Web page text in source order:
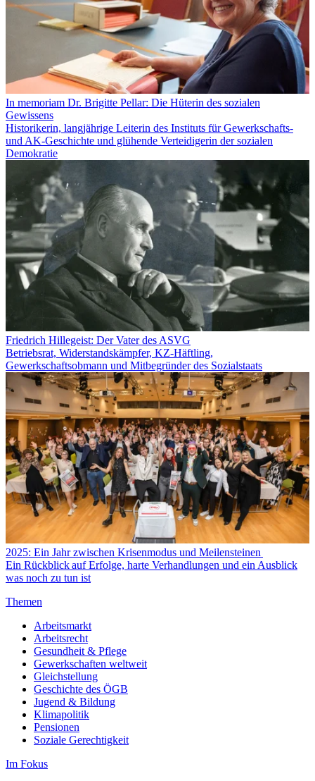
In memoriam Dr. Brigitte Pellar: Die Hüterin des sozialen
Gewissens
Historikerin, langjährige Leiterin des Instituts für Gewerkschafts-
und AK-Geschichte und glühende Verteidigerin der sozialen
Demokratie
Friedrich Hillegeist: Der Vater des ASVG
Betriebsrat, Widerstandskämpfer, KZ-Häftling,
Gewerkschaftsobmann und Mitbegründer des Sozialstaats
2025: Ein Jahr zwischen Krisenmodus und Meilensteinen
Ein Rückblick auf Erfolge, harte Verhandlungen und ein Ausblick
was noch zu tun ist
Themen
Arbeitsmarkt
Arbeitsrecht
Gesundheit & Pflege
Gewerkschaften weltweit
Gleichstellung
Geschichte des ÖGB
Jugend & Bildung
Klimapolitik
Pensionen
Soziale Gerechtigkeit
Im Fokus